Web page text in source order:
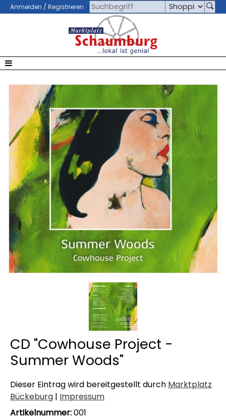
Anmelden / Registrieren
CD "Cowhouse Project -
Summer Woods"
Dieser Eintrag wird bereitgestellt durch Marktplatz
Bückeburg | Impressum
Artikelnummer:001